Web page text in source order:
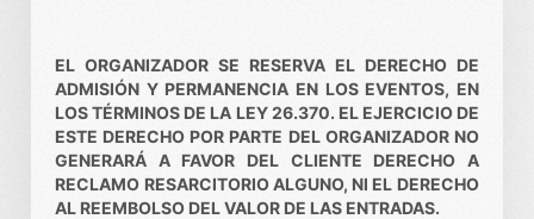
EL ORGANIZADOR SE RESERVA EL DERECHO DE
ADMISIÓN Y PERMANENCIA EN LOS EVENTOS, EN
LOS TÉRMINOS DE LA LEY 26.370. EL EJERCICIO DE
ESTE DERECHO POR PARTE DEL ORGANIZADOR NO
GENERARÁ A FAVOR DEL CLIENTE DERECHO A
RECLAMO RESARCITORIO ALGUNO, NI EL DERECHO
AL REEMBOLSO DEL VALOR DE LAS ENTRADAS.